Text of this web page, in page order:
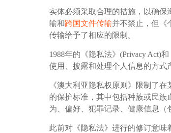
实体必须采取合理的措施，以确
输和跨国文件传输并不禁止，但《
传输给予了相应的限制。
1988年的《隐私法》(Privacy Act)
使用、披露和处理个人信息的方式
《澳大利亚隐私权原则》限制了
的保护标准，其中包括种族或民
为、偏好、犯罪记录、健康信息（
此前对《隐私法》进行的修订意味